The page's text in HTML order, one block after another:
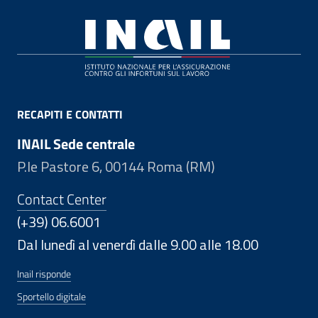
RECAPITI E CONTATTI
INAIL Sede centrale
P.le Pastore 6, 00144 Roma (RM)
Contact Center
(+39) 06.6001
Dal lunedì al venerdì dalle 9.00 alle 18.00
Inail risponde
Sportello digitale